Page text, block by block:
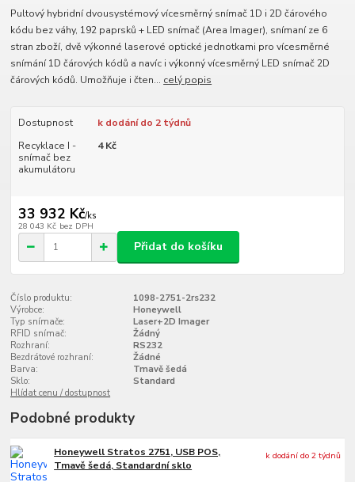
Pultový hybridní dvousystémový vícesměrný snímač 1D i 2D čárového
kódu bez váhy, 192 paprsků + LED snímač (Area Imager), snímaní ze 6
stran zboží, dvě výkonné laserové optické jednotkami pro vícesměrné
snímání 1D čárových kódů a navíc i výkonný vícesměrný LED snímač 2D
čárových kódů. Umožňuje i čten... celý popis
Dostupnost
k dodání do 2 týdnů
Recyklace I -
snímač bez
akumulátoru
4 Kč
33 932 Kč/ks
28 043 Kč bez DPH
Přidat do košíku
Číslo produktu:
1098-2751-2rs232
Výrobce:
Honeywell
Typ snímače:
Laser+2D Imager
RFID snímač:
Žádný
Rozhraní:
RS232
Bezdrátové rozhraní:
Žádné
Barva:
Tmavě šedá
Sklo:
Standard
Hlídat cenu / dostupnost
Podobné produkty
Honeywell Stratos 2751, USB POS,
Tmavě šedá, Standardní sklo
k dodání do 2 týdnů